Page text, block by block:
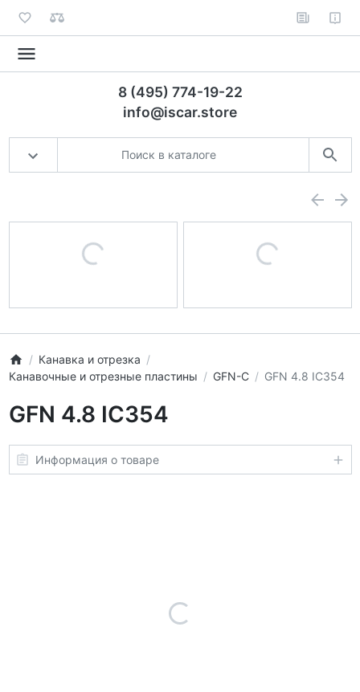
8 (495) 774-19-22
info@iscar.store
Канавка и отрезка
Канавочные и отрезные пластины
GFN-C GFN 4.8 IC354
GFN 4.8 IC354
Информация о товаре